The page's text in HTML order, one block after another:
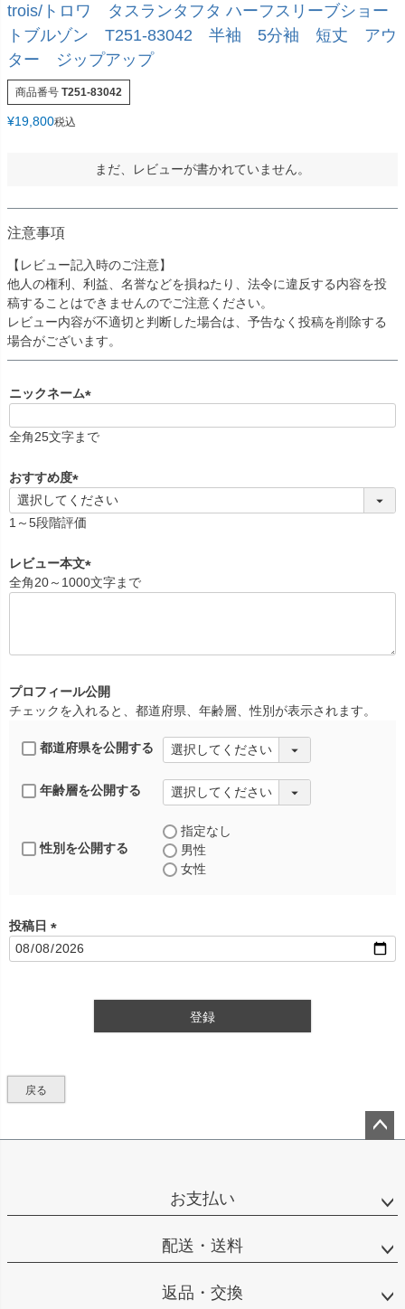
trois/トロワ タスランタフタ ハーフスリーブショー
トブルゾン T251-83042 半袖 5分袖 短丈 アウ
ター ジップアップ
商品番号 T251-83042
¥19,800税込
まだ、レビューが書かれていません。
注意事項
【レビュー記入時のご注意】
他人の権利、利益、名誉などを損ねたり、法令に違反する内容を投
稿することはできませんのでご注意ください。
レビュー内容が不適切と判断した場合は、予告なく投稿を削除する
場合がございます。
ニックネーム
必
全角25文字まで
おすすめ度
(
必
)
1～5段階評価
レビュー本文
(
全角20～1000文字まで
プロフィール公開
チェックを入れると、都道府県、年齢層、性別が表示されます。
都道府県を公開する
年齢層を公開する
性別を公開する
指定なし
男性
女性
投稿日
(
登録
戻る
お支払い
配送・送料
返品・交換